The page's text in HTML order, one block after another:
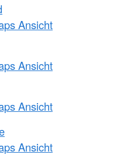
Ansicht
Ansicht
Ansicht
Ansicht